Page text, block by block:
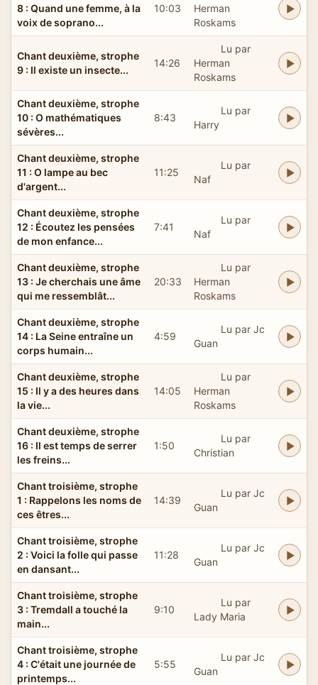
8 : Quand une femme, à la
voix de soprano...
10:03
Herman
Roskams
Chant deuxième, strophe
9 : Il existe un insecte...
14:26
Lu par
Herman
Roskams
Chant deuxième, strophe
10 : O mathématiques
sévères...
8:43
Lu par
Harry
Chant deuxième, strophe
11 : O lampe au bec
d'argent...
11:25
Lu par
Naf
Chant deuxième, strophe
12 : Écoutez les pensées
de mon enfance...
7:41
Lu par
Naf
Chant deuxième, strophe
13 : Je cherchais une âme
qui me ressemblât...
20:33
Lu par
Herman
Roskams
Chant deuxième, strophe
14 : La Seine entraîne un
corps humain...
4:59
Lu par Jc
Guan
Chant deuxième, strophe
15 : Il y a des heures dans
la vie...
14:05
Lu par
Herman
Roskams
Chant deuxième, strophe
16 : Il est temps de serrer
les freins...
1:50
Lu par
Christian
Chant troisième, strophe
1 : Rappelons les noms de
ces êtres...
14:39
Lu par Jc
Guan
Chant troisième, strophe
2 : Voici la folle qui passe
en dansant...
11:28
Lu par Jc
Guan
Chant troisième, strophe
3 : Tremdall a touché la
main...
9:10
Lu par
Lady Maria
Chant troisième, strophe
4 : C'était une journée de
printemps...
5:55
Lu par Jc
Guan